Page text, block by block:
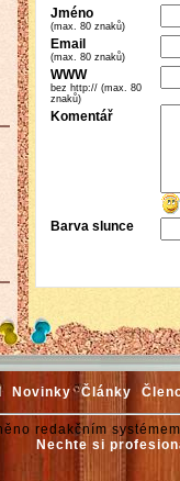
Jméno
(max. 80 znaků)
Email
(max. 80 znaků)
WWW
bez http:// (max. 80
znaků)
Komentář
Barva slunce
Novinky Články
redakčním
Nechte si